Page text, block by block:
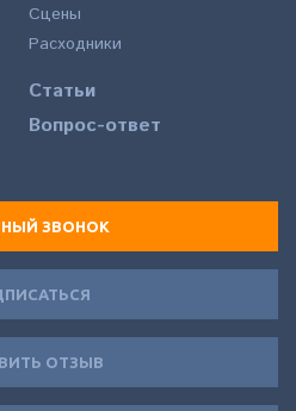
Сцены
Расходники
Статьи
Вопрос-ответ
ЗВОНОК
ОТЗЫВ